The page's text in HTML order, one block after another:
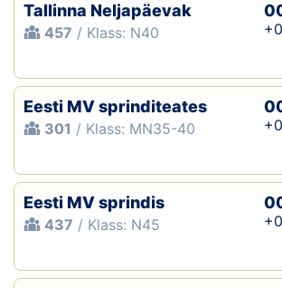
Tallinna Neljapäevak
457 / Klass: N40
Eesti MV sprinditeates
301 / Klass: MN35-40
Eesti MV sprindis
437 / Klass: N45